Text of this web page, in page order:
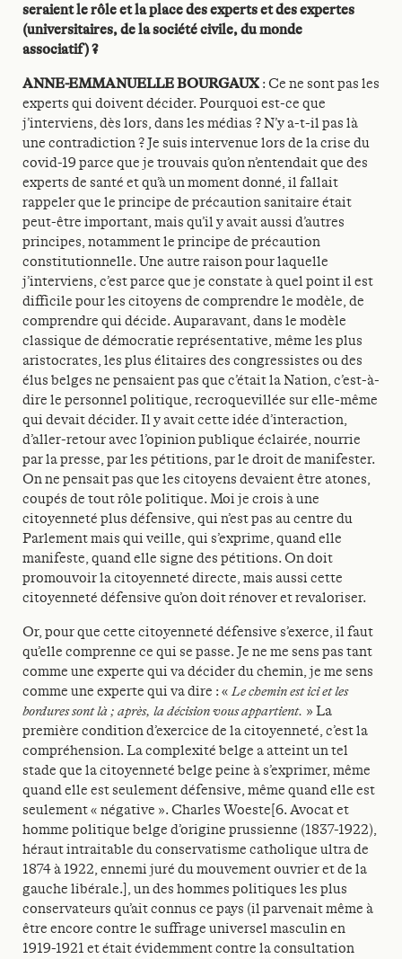
seraient le rôle et la place des experts et des expertes
(universitaires, de la société civile, du monde
associatif) ?
ANNE-EMMANUELLE BOURGAUX : Ce ne sont pas les
experts qui doivent décider. Pourquoi est-ce que
j’interviens, dès lors, dans les médias ? N’y a-t-il pas là
une contradiction ? Je suis intervenue lors de la crise du
covid-19 parce que je trouvais qu’on n’entendait que des
experts de santé et qu’à un moment donné, il fallait
rappeler que le principe de précaution sanitaire était
peut-être important, mais qu’il y avait aussi d’autres
principes, notamment le principe de précaution
constitutionnelle. Une autre raison pour laquelle
j’interviens, c’est parce que je constate à quel point il est
difficile pour les citoyens de comprendre le modèle, de
comprendre qui décide. Auparavant, dans le modèle
classique de démocratie représentative, même les plus
aristocrates, les plus élitaires des congressistes ou des
élus belges ne pensaient pas que c’était la Nation, c’est-à-
dire le personnel politique, recroquevillée sur elle-même
qui devait décider. Il y avait cette idée d’interaction,
d’aller-retour avec l’opinion publique éclairée, nourrie
par la presse, par les pétitions, par le droit de manifester.
On ne pensait pas que les citoyens devaient être atones,
coupés de tout rôle politique. Moi je crois à une
citoyenneté plus défensive, qui n’est pas au centre du
Parlement mais qui veille, qui s’exprime, quand elle
manifeste, quand elle signe des pétitions. On doit
promouvoir la citoyenneté directe, mais aussi cette
citoyenneté défensive qu’on doit rénover et revaloriser.
Or, pour que cette citoyenneté défensive s’exerce, il faut
qu’elle comprenne ce qui se passe. Je ne me sens pas tant
comme une experte qui va décider du chemin, je me sens
comme une experte qui va dire : « Le chemin est ici et les
bordures sont là ; après, la décision vous appartient. » La
première condition d’exercice de la citoyenneté, c’est la
compréhension. La complexité belge a atteint un tel
stade que la citoyenneté belge peine à s’exprimer, même
quand elle est seulement défensive, même quand elle est
seulement « négative ». Charles Woeste[6. Avocat et
homme politique belge d’origine prussienne (1837-1922),
héraut intraitable du conservatisme catholique ultra de
1874 à 1922, ennemi juré du mouvement ouvrier et de la
gauche libérale.], un des hommes politiques les plus
conservateurs qu’ait connus ce pays (il parvenait même à
être encore contre le suffrage universel masculin en
1919-1921 et était évidemment contre la consultation